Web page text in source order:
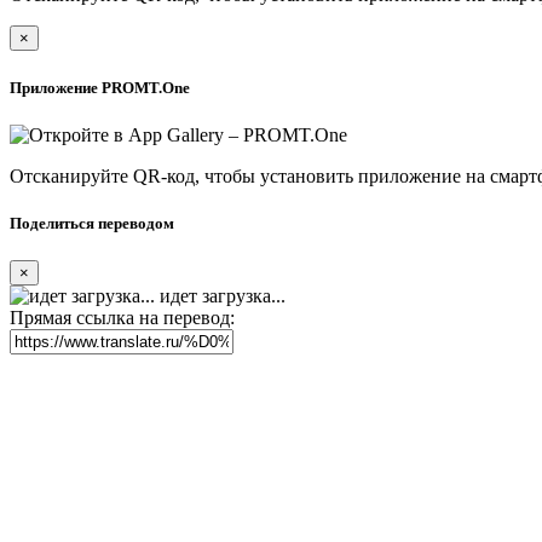
×
Приложение PROMT.One
Отсканируйте QR-код, чтобы установить приложение на
Поделиться переводом
×
идет загрузка...
Прямая ссылка на перевод: